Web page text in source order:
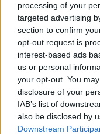
processing of your
targeted advertising
section to confirm
opt-out request is
interest-based ads
us or personal
your opt-out. You
disclosure of your
IAB’s list of
also be disclosed by
Downstream
Renzi ha
I sindaci
"Il
Risultato
Non solo